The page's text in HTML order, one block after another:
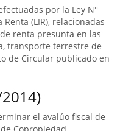
por la Ley N°
(LIR), relacionadas
renta presunta en las
transporte terrestre de
de Circular publicado en
el avalúo fiscal de